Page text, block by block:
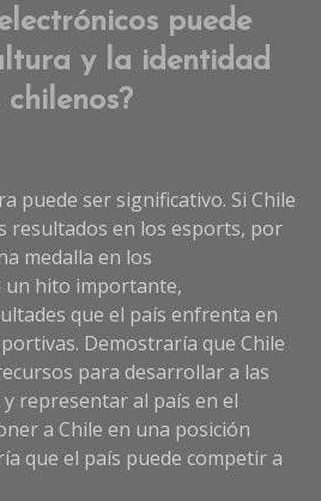
puede
y la identidad
puede ser significativo. Si Chile
resultados en los esports, por
medalla en los
un hito importante,
que el país enfrenta en
Demostraría que Chile
para desarrollar a las
representar al país en el
a Chile en una posición
que el país puede competir a